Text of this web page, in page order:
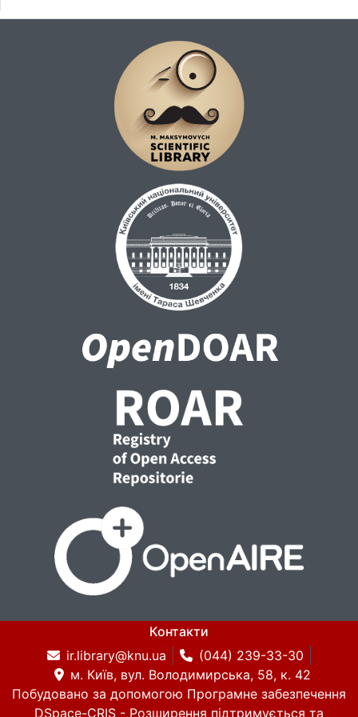
державного фінансування станом на 2018
р. виконано на 6,1 %. На даний час
Загальнодержавна програма розвитку
МСБ некоректно відображена у паспортах
бюджетних програм, які безпосередньо
показують фактичний рівень її виконання
та ефективність використання виділених
коштів, що унеможливлює проведення
якісної оцінки та надання відповідних
рекомендацій. Також слід зауважити, що
проаналізувати виконання Програм
розвитку МСБ до 2010 р. та 2030 р. в
частині їх недержавного фінансування
практично неможливо, оскільки не існує
підприємств реального сектору економіки
щодо такого фінансування.
Контакти
ir.library@knu.ua
(044) 239-33-30
м. Київ, вул. Володимирська, 58, к. 42
Побудовано за допомогою Програмне забезпечення
DSpace-CRIS - Розширення підтримується та